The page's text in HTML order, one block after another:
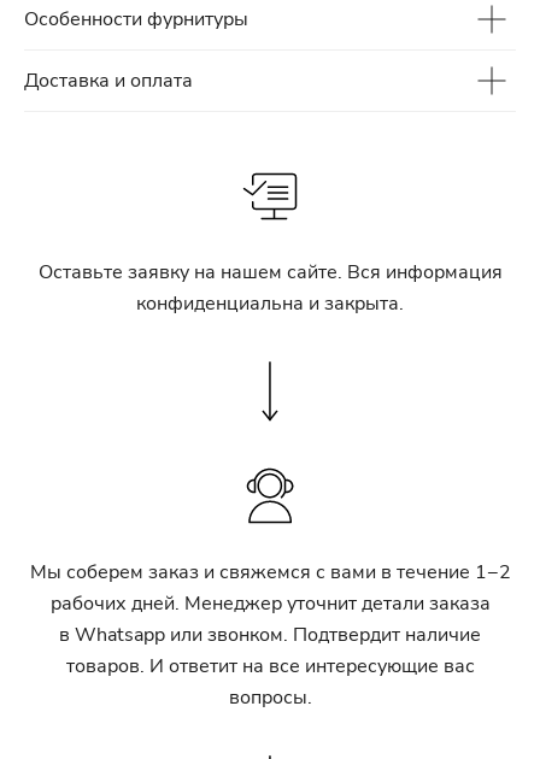
Особенности фурнитуры
Доставка и оплата
Оставьте заявку на нашем сайте. Вся информация
конфиденциальна и закрыта.
Мы соберем заказ и свяжемся с вами в течение 1−2
рабочих дней. Менеджер уточнит детали заказа
в Whatsapp или звонком. Подтвердит наличие
товаров. И ответит на все интересующие вас
вопросы.